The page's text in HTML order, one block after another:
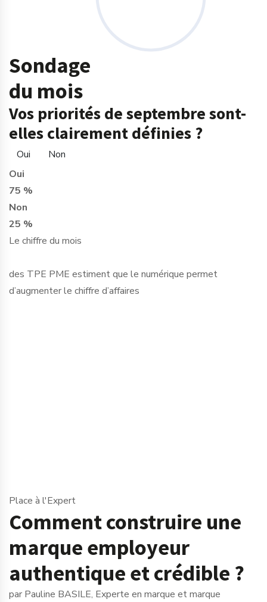
Sondage
du mois
Vos priorités de septembre sont-
elles clairement définies ?
Oui
Non
Oui
75 %
Non
25 %
Le chiffre du mois
des TPE PME estiment que le numérique permet
d’augmenter le chiffre d’affaires
Place à l'Expert
Comment construire une
marque employeur
authentique et crédible ?
par Pauline BASILE, Experte en marque et marque